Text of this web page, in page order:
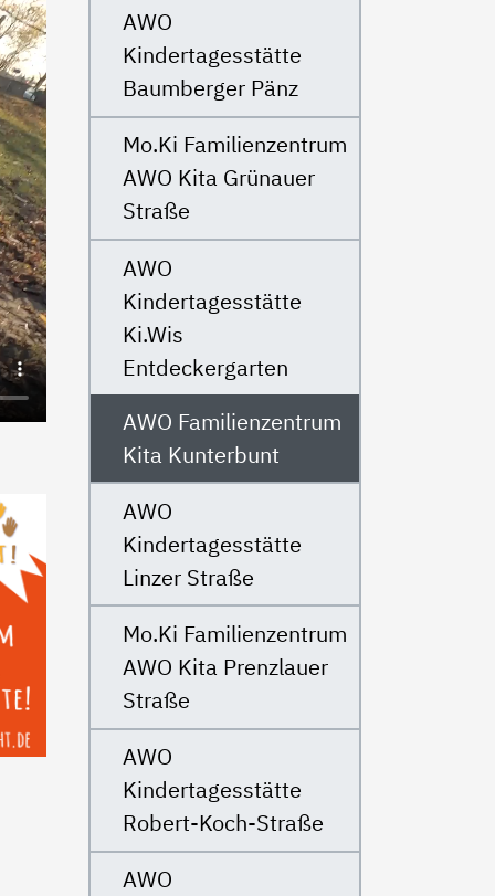
AWO
Kindertagesstätte
Baumberger Pänz
Mo.Ki Familienzentrum
AWO Kita Grünauer
Straße
AWO
Kindertagesstätte
Ki.Wis
Entdeckergarten
AWO Familienzentrum
Kita Kunterbunt
AWO
Kindertagesstätte
Linzer Straße
Mo.Ki Familienzentrum
AWO Kita Prenzlauer
Straße
AWO
Kindertagesstätte
Robert-Koch-Straße
AWO